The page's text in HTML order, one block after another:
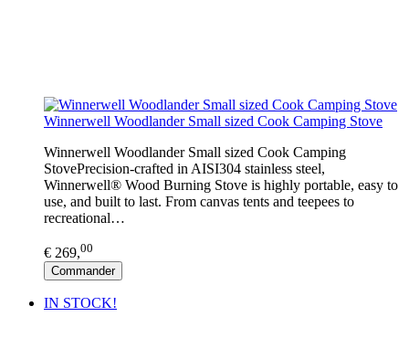
Winnerwell Woodlander Small sized Cook Camping Stove
Winnerwell Woodlander Small sized Cook Camping
StovePrecision-crafted in AISI304 stainless steel,
Winnerwell® Wood Burning Stove is highly portable, easy to
use, and built to last. From canvas tents and teepees to
recreational…
€ 269,00
Commander
IN STOCK!